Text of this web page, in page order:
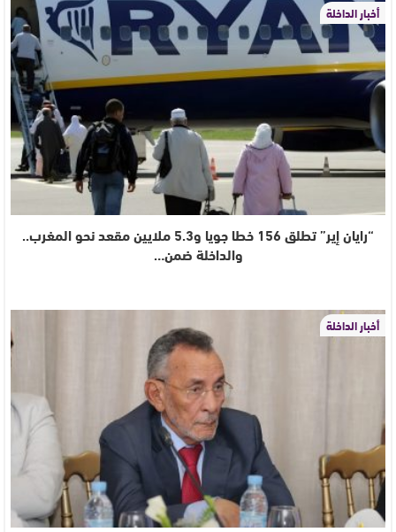
أخبار الداخلة
“رايان إير” تطلق 156 خطا جويا و5.3 ملايين مقعد نحو المغرب..
والداخلة ضمن…
أخبار الداخلة